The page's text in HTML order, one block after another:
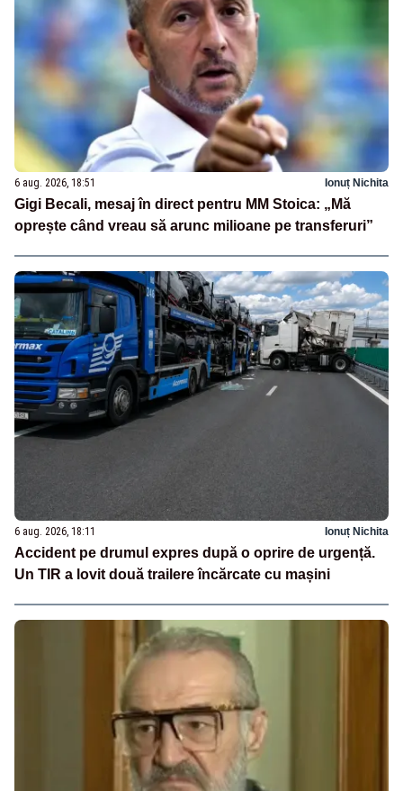
6 aug. 2026, 18:51 Ionuț Nichita
Gigi Becali, mesaj în direct pentru MM Stoica: „Mă
oprește când vreau să arunc milioane pe transferuri”
6 aug. 2026, 18:11 Ionuț Nichita
Accident pe drumul expres după o oprire de urgență.
Un TIR a lovit două trailere încărcate cu mașini